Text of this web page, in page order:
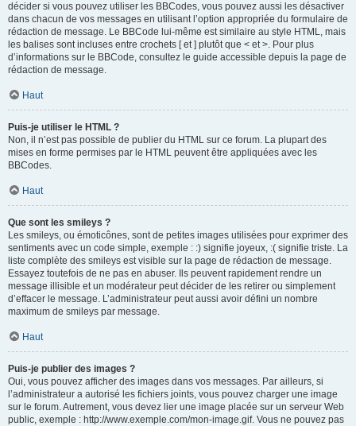
décider si vous pouvez utiliser les BBCodes, vous pouvez aussi les désactiver
dans chacun de vos messages en utilisant l’option appropriée du formulaire de
rédaction de message. Le BBCode lui-même est similaire au style HTML, mais
les balises sont incluses entre crochets [ et ] plutôt que < et >. Pour plus
d’informations sur le BBCode, consultez le guide accessible depuis la page de
rédaction de message.
Haut
Puis-je utiliser le HTML ?
Non, il n’est pas possible de publier du HTML sur ce forum. La plupart des
mises en forme permises par le HTML peuvent être appliquées avec les
BBCodes.
Haut
Que sont les smileys ?
Les smileys, ou émoticônes, sont de petites images utilisées pour exprimer des
sentiments avec un code simple, exemple : :) signifie joyeux, :( signifie triste. La
liste complète des smileys est visible sur la page de rédaction de message.
Essayez toutefois de ne pas en abuser. Ils peuvent rapidement rendre un
message illisible et un modérateur peut décider de les retirer ou simplement
d’effacer le message. L’administrateur peut aussi avoir défini un nombre
maximum de smileys par message.
Haut
Puis-je publier des images ?
Oui, vous pouvez afficher des images dans vos messages. Par ailleurs, si
l’administrateur a autorisé les fichiers joints, vous pouvez charger une image
sur le forum. Autrement, vous devez lier une image placée sur un serveur Web
public, exemple : http://www.exemple.com/mon-image.gif. Vous ne pouvez pas